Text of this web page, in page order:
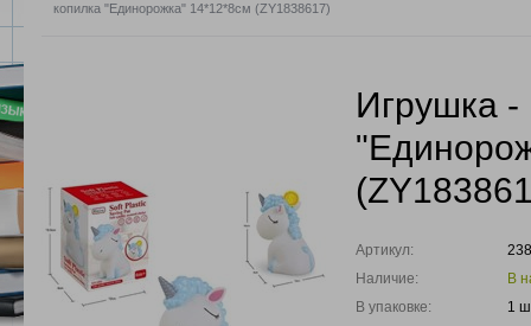
копилка "Единорожка" 14*12*8см (ZY1838617)
Игрушка -
Артикул:
Наличие:
В
В упаковке:
1